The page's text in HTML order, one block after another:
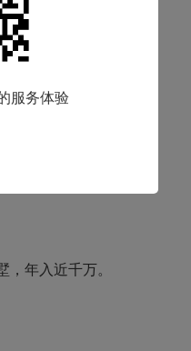
，年入近千万。
服务体验